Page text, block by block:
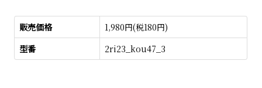
販売価格
1,980円(税180円)
型番
2ri23_kou47_3